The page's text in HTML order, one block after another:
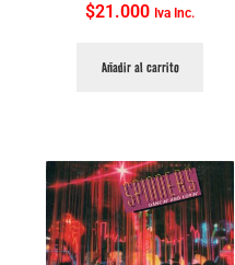
$21.000 Iva Inc.
Añadir al carrito